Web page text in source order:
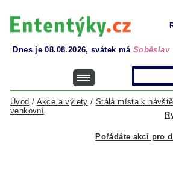
Dnes je 08.08.2026, svátek má Soběslav
Úvod / Akce a výlety / Stálá místa k
venkovní
Pořádáte akci pro